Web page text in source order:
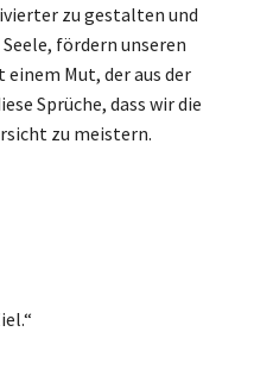
zu gestalten und
fördern unseren
einem Mut, der aus der
Sprüche, dass wir die
zu meistern.